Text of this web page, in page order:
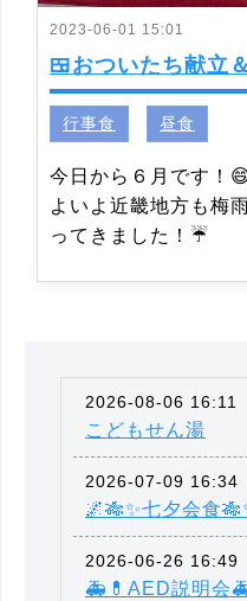
2023-06-01 15:01
🍱おついたち献立
行事食 昼食
今日から６月です！
よいよ近畿地方も梅
ってきました！☔
2026-08-06 16:11
こどもせん湯
2026-07-09 16:34
🌌🎋✨七夕会食
2026-06-26 16:49
🚑💊AED説明会